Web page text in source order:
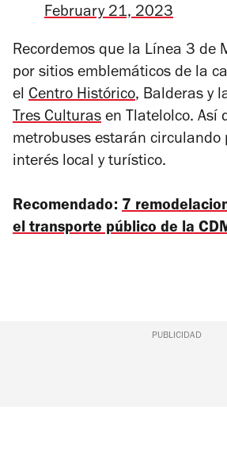
February 21, 2023
Recordemos que la Línea 3 de
por sitios emblemáticos de la
el Centro Histórico, Balderas y
Tres Culturas en Tlatelolco. Así
metrobuses estarán circulando
interés local y turístico.
Recomendado: 7
el transporte público de la
PUBLICIDAD